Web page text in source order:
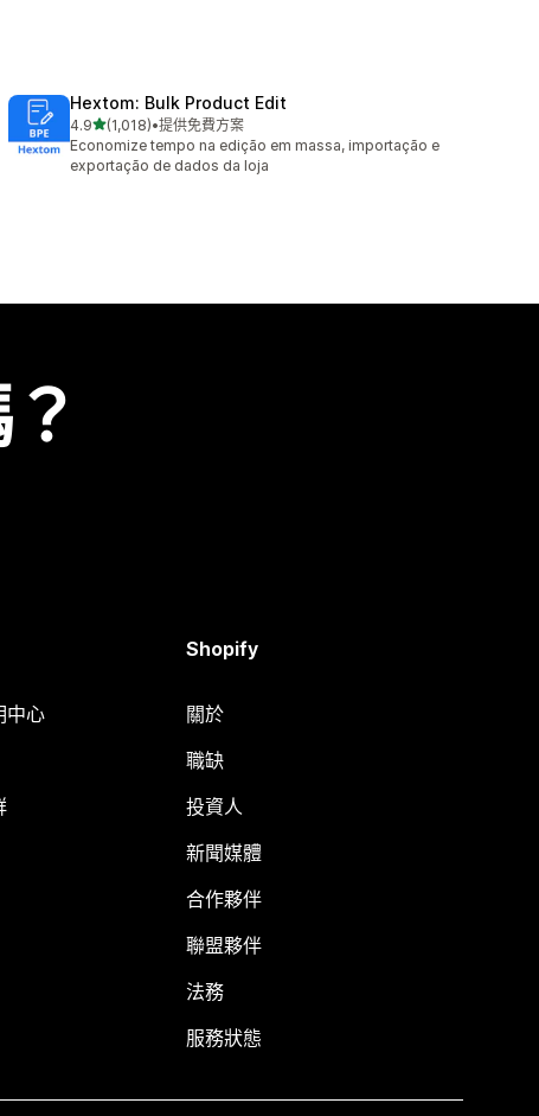
Hextom: Bulk Product Edit
4.9滿分 5 顆星
(1,018)
共有 1018 則評價
•提供免費方案
Economize tempo na edição em massa, importação e
exportação de dados da loja
中心
Shopify
關於
職缺
投資人
新聞媒體
合作夥伴
聯盟夥伴
法務
服務狀態